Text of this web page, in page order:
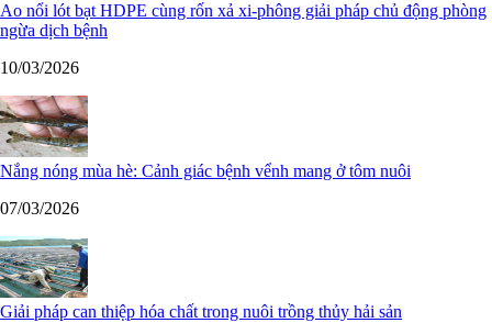
Ao nổi lót bạt HDPE cùng rốn xả xi-phông giải pháp chủ động phòng
ngừa dịch bệnh
10/03/2026
Nắng nóng mùa hè: Cảnh giác bệnh vểnh mang ở tôm nuôi
07/03/2026
Giải pháp can thiệp hóa chất trong nuôi trồng thủy hải sản